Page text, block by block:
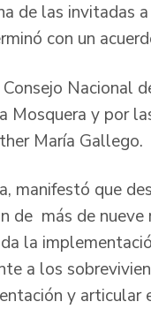
de las invitadas
con un
Consejo Nacional
Mosquera y por
María Gallego.
manifestó que
de más de
la
a los
y articular